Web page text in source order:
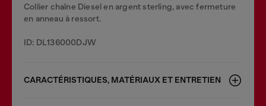
Collier chaîne Diesel en argent sterling, avec fermeture
en anneau à ressort.
ID: DL136000DJW
CARACTÉRISTIQUES, MATÉRIAUX ET ENTRETIEN